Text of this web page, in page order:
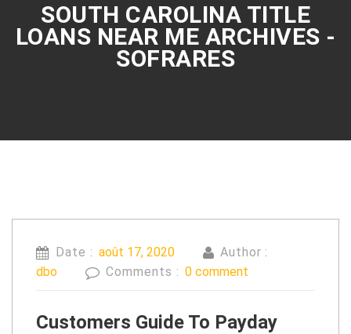
SOUTH CAROLINA TITLE
LOANS NEAR ME ARCHIVES -
SOFRARES
Date : août 17, 2020
Author :
dbo
Comments : 0 comment
Customers Guide To Payday